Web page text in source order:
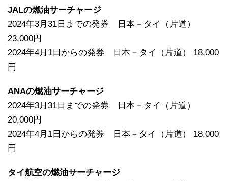
JALの燃油サーチャージ
2024年3月31日までの発券 日本－タイ（片道）
23,000円
2024年4月1日からの発券 日本－タイ（片道） 18,000
円
ANAの燃油サーチャージ
2024年3月31日までの発券 日本－タイ（片道）
20,000円
2024年4月1日からの発券 日本－タイ（片道） 18,000
円
タイ航空の燃油サーチャージ